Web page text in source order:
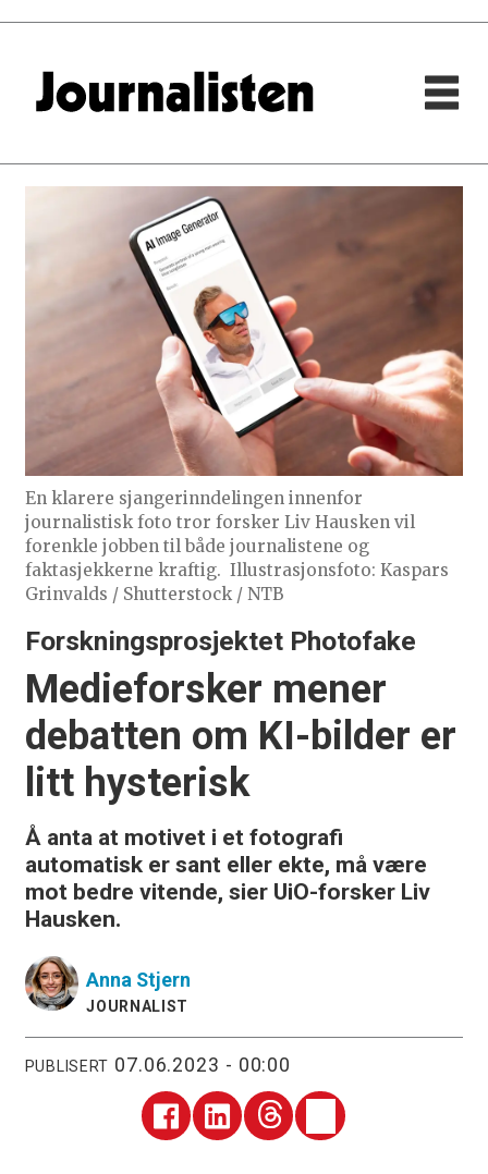
En klarere sjangerinndelingen innenfor
journalistisk foto tror forsker Liv Hausken vil
forenkle jobben til både journalistene og
faktasjekkerne kraftig. Illustrasjonsfoto: Kaspars
Grinvalds / Shutterstock / NTB
Forskningsprosjektet Photofake
Medieforsker mener
debatten om KI-bilder er
litt hysterisk
Å anta at motivet i et fotografi
automatisk er sant eller ekte, må være
mot bedre vitende, sier UiO-forsker Liv
Hausken.
Anna Stjern
JOURNALIST
PUBLISERT 07.06.2023 - 00:00